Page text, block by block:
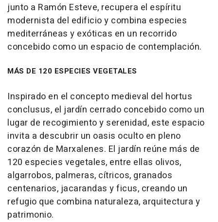
junto a Ramón Esteve, recupera el espíritu
modernista del edificio y combina especies
mediterráneas y exóticas en un recorrido
concebido como un espacio de contemplación.
MÁS DE 120 ESPECIES VEGETALES
Inspirado en el concepto medieval del hortus
conclusus, el jardín cerrado concebido como un
lugar de recogimiento y serenidad, este espacio
invita a descubrir un oasis oculto en pleno
corazón de Marxalenes. El jardín reúne más de
120 especies vegetales, entre ellas olivos,
algarrobos, palmeras, cítricos, granados
centenarios, jacarandas y ficus, creando un
refugio que combina naturaleza, arquitectura y
patrimonio.